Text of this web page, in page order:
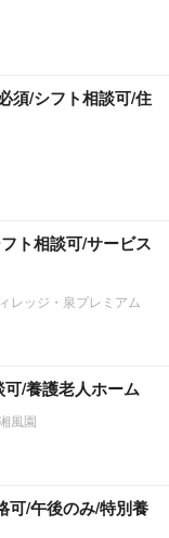
須/シフト相談可/住
ト相談可/サービス
レッジ・泉プレミアム
可/養護老人ホーム
風園
可/午後のみ/特別養